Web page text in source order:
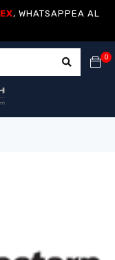
, WHATSAPPEA AL
0